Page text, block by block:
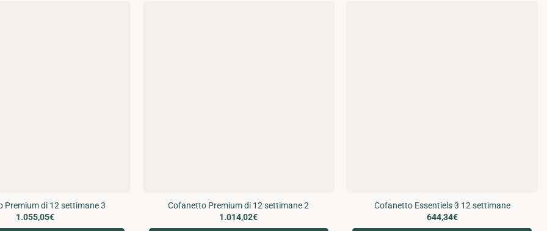
Premium di 12 settimane 3
1.055,05€
Cofanetto Premium di 12 settimane 2
1.014,02€
Cofanetto Essentiels 3 12 settimane
644,34€